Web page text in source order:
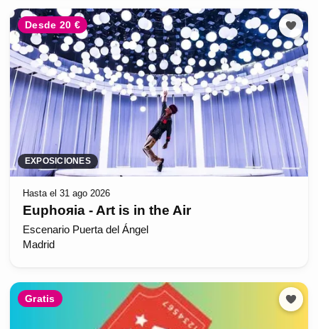
Desde 20 €
EXPOSICIONES
Hasta el 31 ago 2026
Euphoяia - Art is in the Air
Escenario Puerta del Ángel
Madrid
Gratis